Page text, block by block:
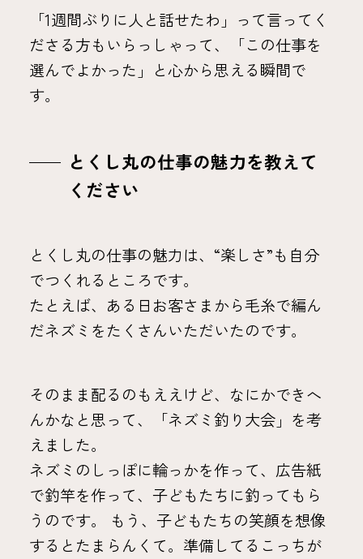
「1週間ぶりに人と話せたわ」って言ってく
ださる方もいらっしゃって、「この仕事を
選んでよかった」と心から思える瞬間で
す。
とくし丸の仕事の魅力を教えて
ください
とくし丸の仕事の魅力は、“楽しさ”も自分
でつくれるところです。
たとえば、ある日お客さまから毛糸で編ん
だネズミをたくさんいただいたのです。
そのまま配るのもええけど、なにかできへ
んかなと思って、「ネズミ釣り大会」を考
えました。
ネズミのしっぽに輪っかを作って、広告紙
で釣竿を作って、子どもたちに釣ってもら
うのです。 もう、子どもたちの笑顔を想像
するとたまらんくて。準備してるこっちが